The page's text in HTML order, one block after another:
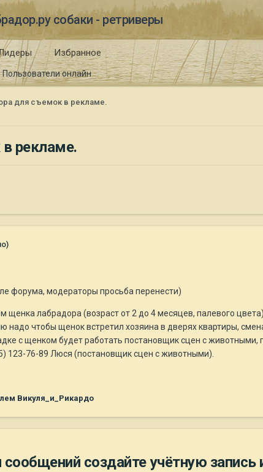
собаки - ретриверы
Пользователи онлайн
Избранное
для съемок в рекламе.
рекламе.
форума, модераторы просьба перенести)
щенка лабрадора (возраст от 2 до 4 месяцев, палевого
надо чтобы щенок встретил хозяина в дверях квартиры,
с щенком будет работать постановщик сцен с животными,
123-76-89 Люся (постановщик сцен с животными).
Викуля_и_Рикардо
создайте учётную запись